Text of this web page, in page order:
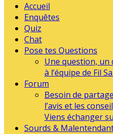
Accueil
Enquêtes
Quiz
Chat
Pose tes Questions
Une question, un
à l’équipe de Fil
Forum
Besoin de
l’avis et les
Viens échanger
Sourds &